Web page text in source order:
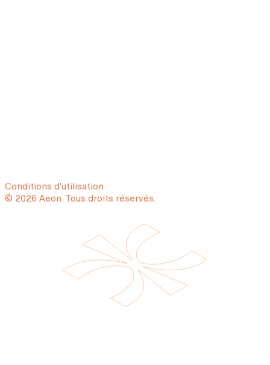
Conditions d'utilisation
© 2026 Aeon. Tous droits réservés.